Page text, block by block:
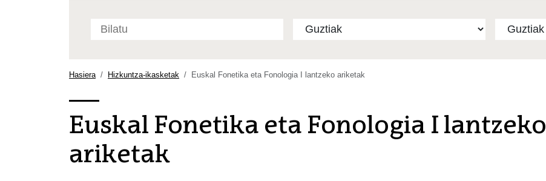
atarian
aurreratua…
Hasiera Hizkuntza-ikasketak Euskal Fonetika eta Fonologia I lantzeko ariketak
Euskal Fonetika eta Fonologia I lantzeko
ariketak